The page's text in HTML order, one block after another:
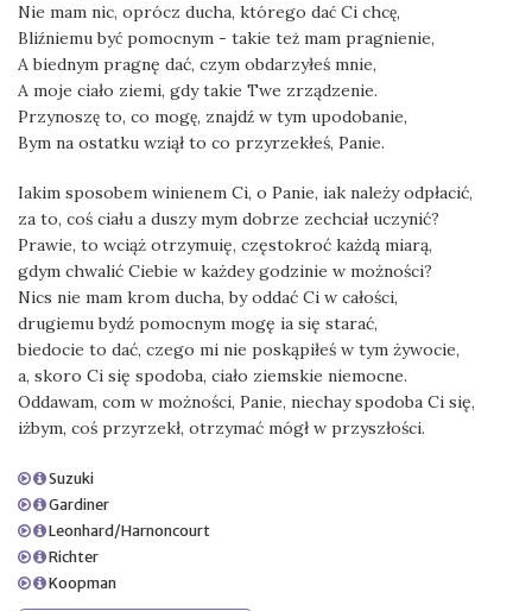
Nie mam nic, oprócz ducha, którego dać Ci chcę,
Bliźniemu być pomocnym - takie też mam pragnienie,
A biednym pragnę dać, czym obdarzyłeś mnie,
A moje ciało ziemi, gdy takie Twe zrządzenie.
Przynoszę to, co mogę, znajdź w tym upodobanie,
Bym na ostatku wziął to co przyrzekłeś, Panie.
Iakim sposobem winienem Ci, o Panie, iak należy odpłacić,
za to, coś ciału a duszy mym dobrze zechciał uczynić?
Prawie, to wciąż otrzymuię, częstokroć każdą miarą,
gdym chwalić Ciebie w każdey godzinie w możności?
Nics nie mam krom ducha, by oddać Ci w całości,
drugiemu bydź pomocnym mogę ia się starać,
biedocie to dać, czego mi nie poskąpiłeś w tym żywocie,
a, skoro Ci się spodoba, ciało ziemskie niemocne.
Oddawam, com w możności, Panie, niechay spodoba Ci się,
iżbym, coś przyrzekł, otrzymać mógł w przyszłości.
Suzuki
Gardiner
Leonhard/Harnoncourt
Richter
Koopman